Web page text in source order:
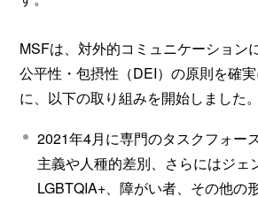
MSFは、対外的コミュニケーション
公平性・包摂性（DEI）の原則を確
に、以下の取り組みを開始しました。
2021年4月に専門のタスクフォー
主義や人種的差別、さらにはジェ
LGBTQIA+、障がい者、その他の